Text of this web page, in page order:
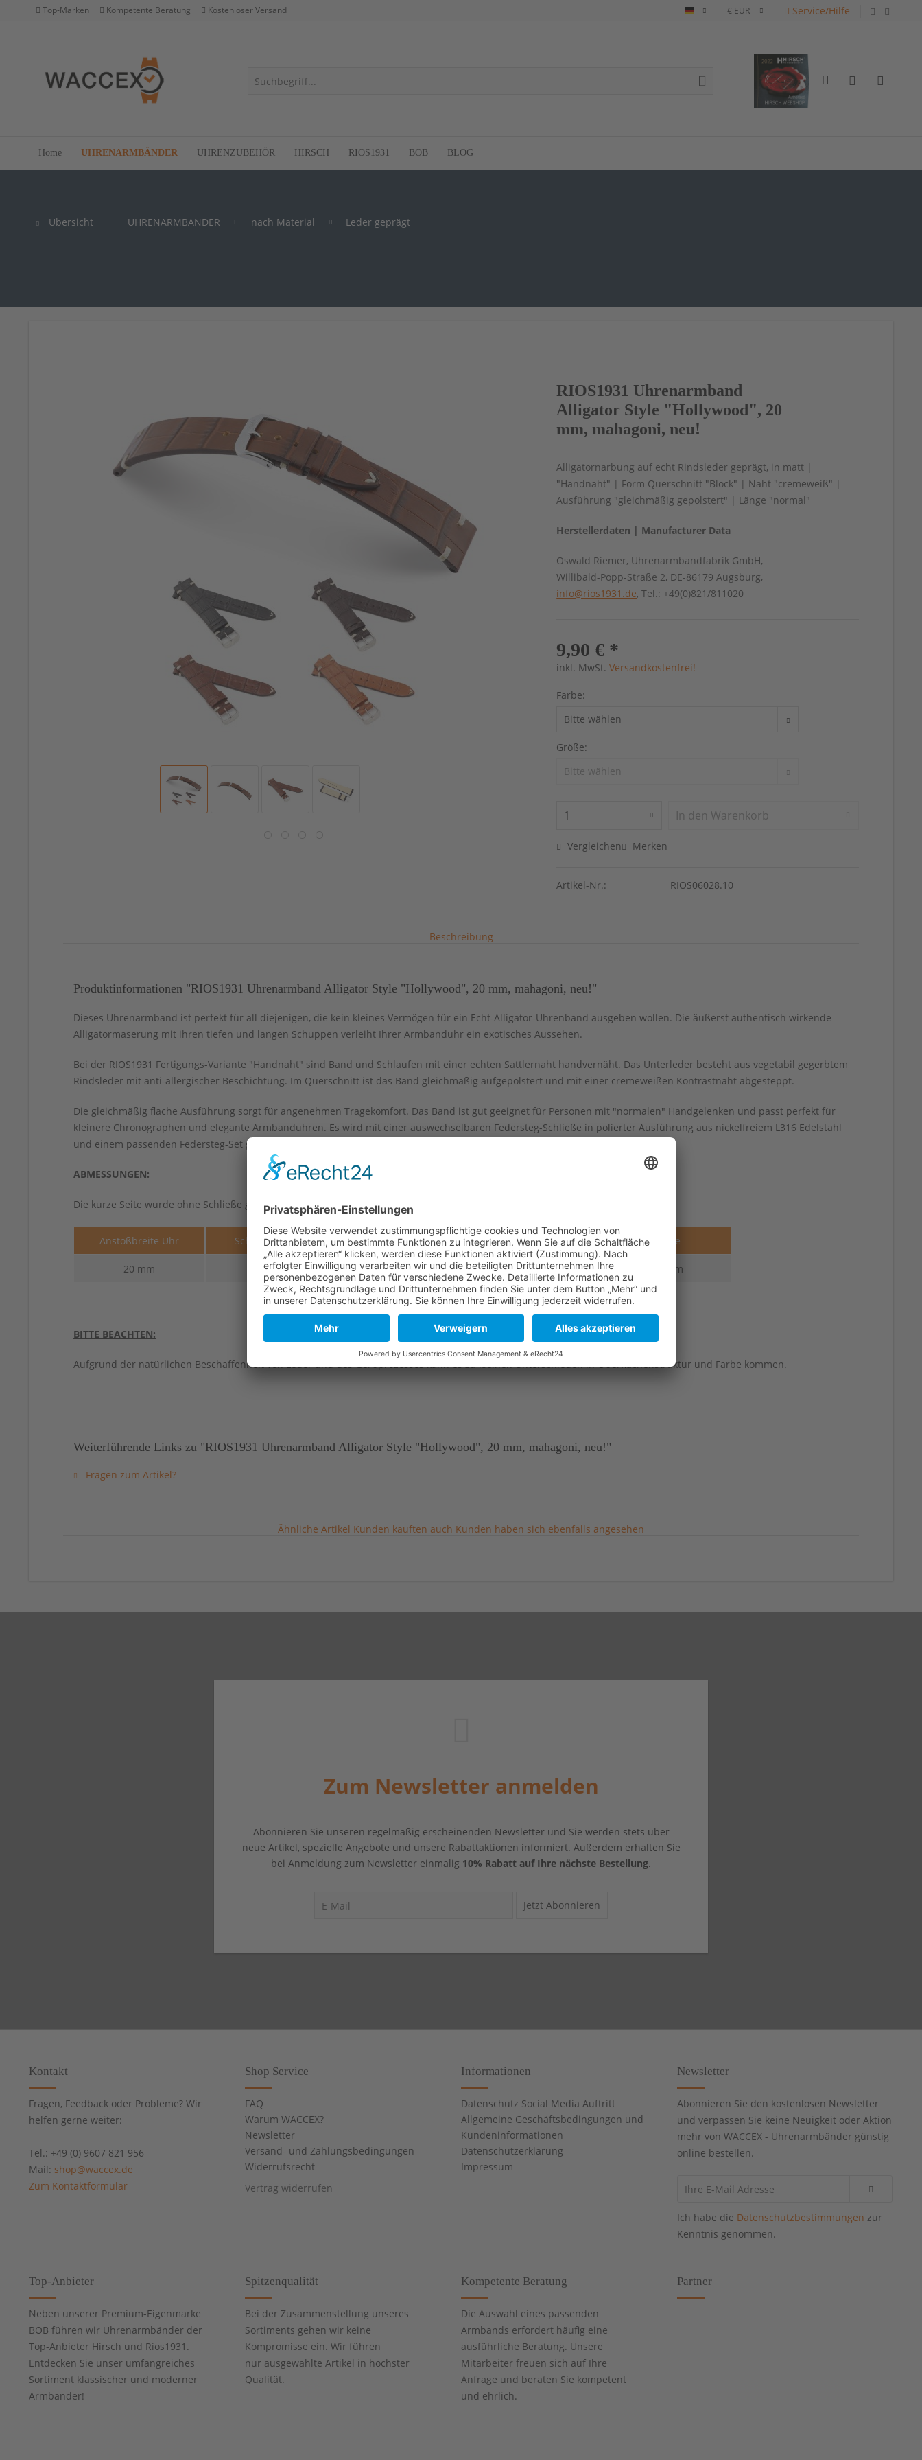
Top-Marken Kompetente Beratung Kostenloser Versand Deutsch Service/Hilfe
Home UHRENARMBÄNDER UHRENZUBEHÖR HIRSCH RIOS1931 BOB BLOG
Übersicht UHRENARMBÄNDER nach Material Leder geprägt
RIOS1931 Uhrenarmband
Alligator Style "Hollywood", 20
mm, mahagoni, neu!
Alligatornarbung auf echt Rindsleder geprägt, in matt |
"Handnaht" | Form Querschnitt "Block" | Naht "cremeweiß" |
Ausführung "gleichmäßig gepolstert" | Länge "normal"
Herstellerdaten | Manufacturer Data
Oswald Riemer, Uhrenarmbandfabrik GmbH,
Willibald-Popp-Straße 2, DE-86179 Augsburg,
info@rios1931.de, Tel.: +49(0)821/811020
9,90 € *
inkl. MwSt.Versandkostenfrei!
Farbe:
Größe:
In den Warenkorb
Vergleichen Merken
Artikel-Nr.: RIOS06028.10
Beschreibung
Produktinformationen "RIOS1931 Uhrenarmband Alligator Style "Hollywood", 20 mm, mahagoni, neu!"
Dieses Uhrenarmband ist perfekt für all diejenigen, die kein kleines Vermögen für ein Echt-Alligator-Uhrenband ausgeben wollen. Die äußerst authentisch wirkende
Alligatormaserung mit ihren tiefen und langen Schuppen verleiht Ihrer Armbanduhr ein exotisches Aussehen.
Bei der RIOS1931 Fertigungs-Variante "Handnaht" sind Band und Schlaufen mit einer echten Sattlernaht handvernäht. Das Unterleder besteht aus vegetabil gegerbtem
Rindsleder mit anti-allergischer Beschichtung. Im Querschnitt ist das Band gleichmäßig aufgepolstert und mit einer cremeweißen Kontrastnaht abgesteppt.
Die gleichmäßig flache Ausführung sorgt für angenehmen Tragekomfort. Das Band ist gut geeignet für Personen mit "normalen" Handgelenken und passt perfekt für
kleinere Chronographen und elegante Armbanduhren. Es wird mit einer auswechselbaren Federsteg-Schließe in polierter Ausführung aus nickelfreiem L316 Edelstahl
und einem passenden Federsteg-Set geliefert.
ABMESSUNGEN:
Die kurze Seite wurde ohne Schließe gemessen.
Anstoßbreite Uhr Schließenbreite Lange Seite Kurze Seite Stärke
20 mm 18 mm 114 mm 82 mm 2,7 mm
BITTE BEACHTEN:
Aufgrund der natürlichen Beschaffenheit von Leder und des Gerbprozesses kann es zu kleinen Unterschieden in Oberflächenstruktur und Farbe kommen.
Weiterführende Links zu "RIOS1931 Uhrenarmband Alligator Style "Hollywood", 20 mm, mahagoni, neu!"
Fragen zum Artikel?
Ähnliche Artikel Kunden kauften auch Kunden haben sich ebenfalls angesehen
Zum Newsletter anmelden
Abonnieren Sie unseren regelmäßig erscheinenden Newsletter und Sie werden stets über
neue Artikel, spezielle Angebote und unsere Rabattaktionen informiert. Außerdem erhalten Sie
bei Anmeldung zum Newsletter einmalig 10% Rabatt auf Ihre nächste Bestellung.
Jetzt Abonnieren
Kontakt
Fragen, Feedback oder Probleme? Wir
helfen gerne weiter:
Tel.: +49 (0) 9607 821 956
Mail: shop@waccex.de
Zum Kontaktformular
Shop Service
FAQ
Warum WACCEX?
Newsletter
Versand- und Zahlungsbedingungen
Widerrufsrecht
Vertrag widerrufen
Informationen
Datenschutz Social Media Auftritt
Allgemeine Geschäftsbedingungen und
Kundeninformationen
Datenschutzerklärung
Impressum
Newsletter
Abonnieren Sie den kostenlosen Newsletter
und verpassen Sie keine Neuigkeit oder Aktion
mehr von WACCEX - Uhrenarmbänder günstig
online bestellen.
Ich habe die Datenschutzbestimmungen zur
Kenntnis genommen.
Top-Anbieter
Neben unserer Premium-Eigenmarke
BOB führen wir Uhrenarmbänder der
Top-Anbieter Hirsch und Rios1931.
Entdecken Sie unser umfangreiches
Sortiment klassischer und moderner
Armbänder!
Spitzenqualität
Bei der Zusammenstellung unseres
Sortiments gehen wir keine
Kompromisse ein. Wir führen
nur ausgewählte Artikel in höchster
Qualität.
Kompetente Beratung
Die Auswahl eines passenden
Armbands erfordert häufig eine
ausführliche Beratung. Unsere
Mitarbeiter freuen sich auf Ihre
Anfrage und beraten Sie kompetent
und ehrlich.
Partner